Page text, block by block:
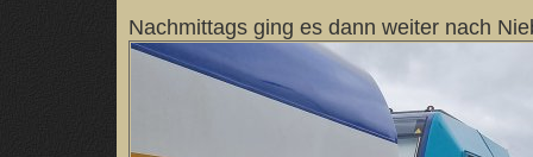
Nachmittags ging es dann weiter nach